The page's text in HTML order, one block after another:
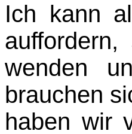
Ich kann
wenden
brauchen
haben wir